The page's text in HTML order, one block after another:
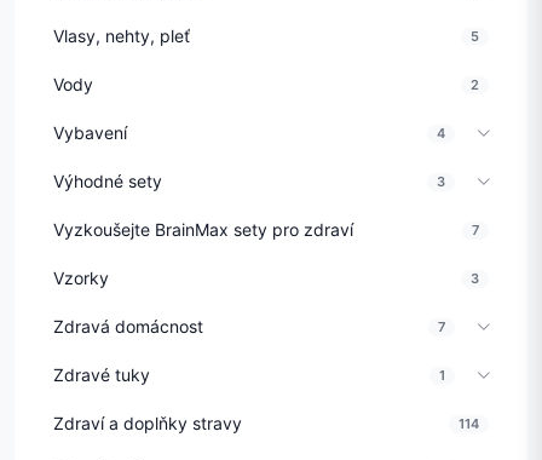
Vlasy, nehty, pleť 5
Vody 2
Vybavení 4
Výhodné sety 3
Vyzkoušejte BrainMax sety pro zdraví 7
Vzorky 3
Zdravá domácnost 7
Zdravé tuky 1
Zdraví a doplňky stravy 114